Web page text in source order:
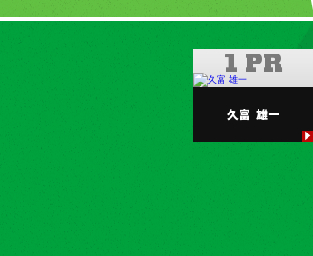
1 PR
久富 雄一